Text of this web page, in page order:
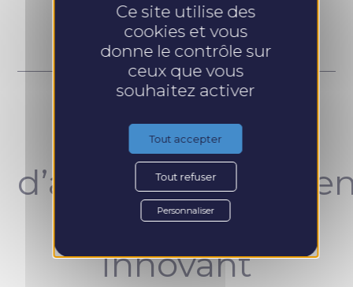
Un concept
unique et
innovant
Ce site utilise des
cookies et vous
donne le contrôle sur
ceux que vous
souhaitez activer
Tout accepter
Tout refuser
Personnaliser